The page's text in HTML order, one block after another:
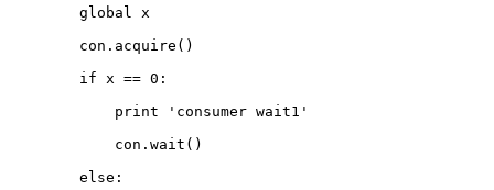
        global x
        con.acquire()
        if x == 0:
            print 'consumer wait1'
            con.wait()
        else: